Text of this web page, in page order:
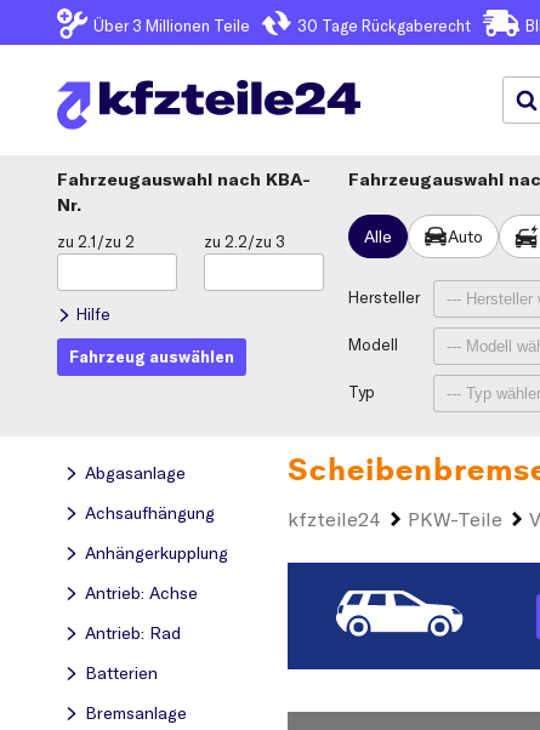
Über 3 Millionen Teile 30 Tage Rückgaberecht
Fahrzeugauswahl
KBA-
Nr.
zu 2.1/zu 2 zu 2.2/zu 3
Hilfe
Fahrzeug auswählen
Fahrzeugauswahl
Alle Auto
Hersteller
Modell
Typ
Abgasanlage
Achsaufhängung
Anhängerkupplung
Antrieb: Achse
Antrieb: Rad
Batterien
Bremsanlage
kfzteile24 PKW-Teile